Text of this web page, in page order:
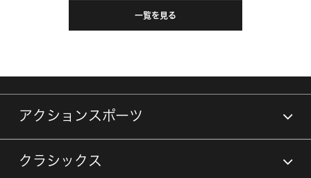
一覧を見る
アクションスポーツ
クラシックス